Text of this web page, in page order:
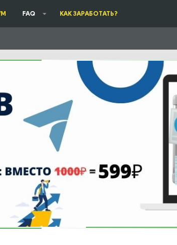
FAQ КАК ЗАРАБОТАТЬ?